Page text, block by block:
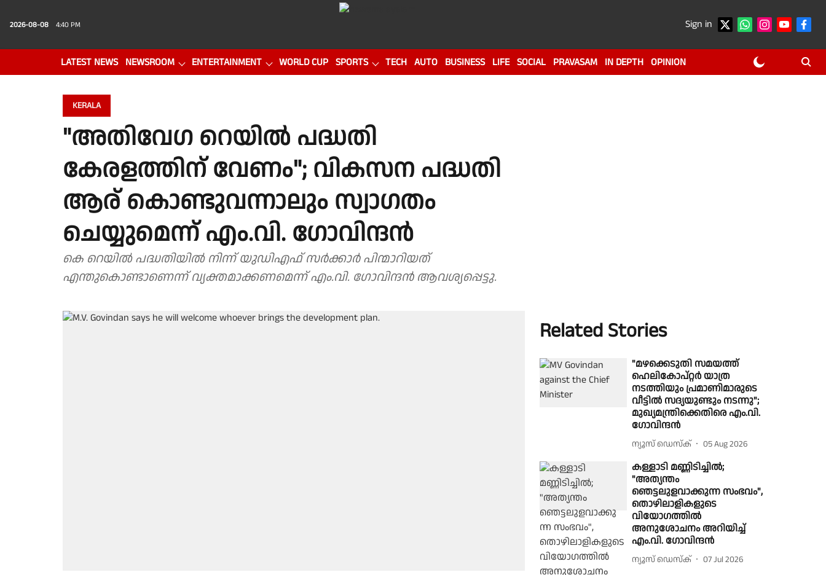
2026-08-08 4:40 PM Sign in
LATEST NEWS NEWSROOM ENTERTAINMENT WORLD CUP SPORTS TECH AUTO BUSINESS LIFE SOCIAL PRAVASAM IN DEPTH OPINION
KERALA
"അതിവേഗ റെയിൽ പദ്ധതി
കേരളത്തിന് വേണം"; വികസന പദ്ധതി
ആര് കൊണ്ടുവന്നാലും സ്വാഗതം
ചെയ്യുമെന്ന് എം.വി. ഗോവിന്ദൻ
കെ റെയിൽ പദ്ധതിയിൽ നിന്ന് യുഡിഎഫ് സർക്കാർ പിന്മാറിയത്
എന്തുകൊണ്ടാണെന്ന് വ്യക്തമാക്കണമെന്ന് എം.വി. ഗോവിന്ദൻ ആവശ്യപ്പെട്ടു.
Related Stories
"മഴക്കെടുതി സമയത്ത്
ഹെലികോപ്റ്റർ യാത്ര
നടത്തിയും പ്രമാണിമാരുടെ
വീട്ടിൽ സദ്യയുണ്ടും നടന്നു";
മുഖ്യമന്ത്രിക്കെതിരെ എം.വി.
ഗോവിന്ദൻ
ന്യൂസ് ഡെസ്ക് 05 Aug 2026
കള്ളാടി മണ്ണിടിച്ചിൽ;
"അത്യന്തം
ഞെട്ടലുളവാക്കുന്ന സംഭവം",
തൊഴിലാളികളുടെ
വിയോഗത്തിൽ
അനുശോചനം അറിയിച്ച്
എം.വി. ഗോവിന്ദൻ
ന്യൂസ് ഡെസ്ക് 07 Jul 2026